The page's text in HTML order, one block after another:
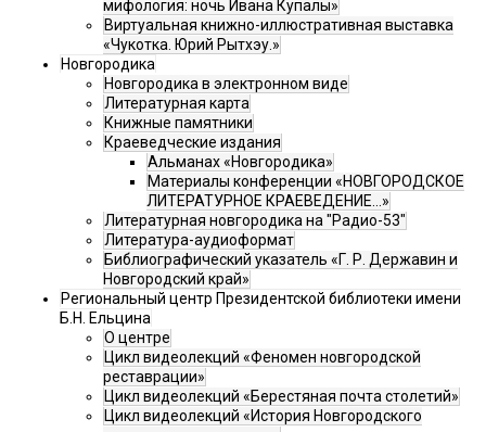
мифология: ночь Ивана Купалы»
Виртуальная книжно-иллюстративная выставка
«Чукотка. Юрий Рытхэу.»
Новгородика
Новгородика в электронном виде
Литературная карта
Книжные памятники
Краеведческие издания
Альманах «Новгородика»
Материалы конференции «НОВГОРОДСКОЕ
ЛИТЕРАТУРНОЕ КРАЕВЕДЕНИЕ...»
Литературная новгородика на "Радио-53"
Литература-аудиоформат
Библиографический указатель «Г. Р. Державин и
Новгородский край»
Региональный центр Президентской библиотеки имени
Б.Н. Ельцина
О центре
Цикл видеолекций «Феномен новгородской
реставрации»
Цикл видеолекций «Берестяная почта столетий»
Цикл видеолекций «История Новгородского